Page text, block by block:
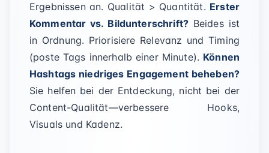
Ergebnissen an. Qualität > Quantität. Erster
Kommentar vs. Bildunterschrift? Beides ist
in Ordnung. Priorisiere Relevanz und Timing
(poste Tags innerhalb einer Minute). Können
Hashtags niedriges Engagement beheben?
Sie helfen bei der Entdeckung, nicht bei der
Content-Qualität—verbessere Hooks,
Visuals und Kadenz.